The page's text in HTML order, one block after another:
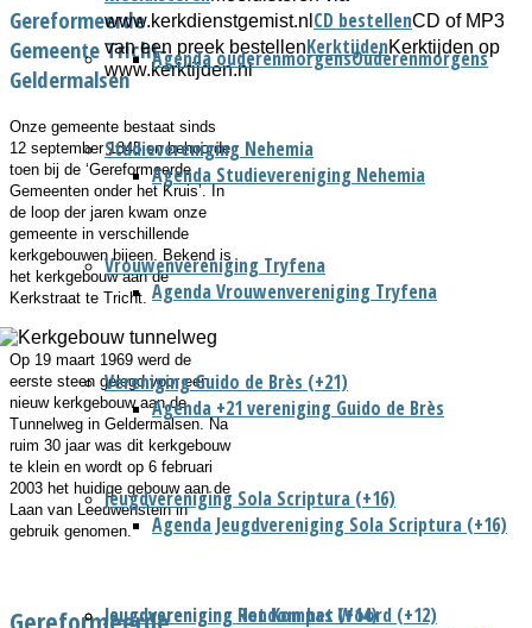
www.kerkdienstgemist.nl CD bestellenCD of MP3
van een preek bestellenKerktijdenKerktijden op
www.kerktijden.nl
Ouderenmorgens
Agenda ouderenmorgens
Studievereniging Nehemia
Agenda Studievereniging Nehemia
Vrouwenvereniging Tryfena
Agenda Vrouwenvereniging Tryfena
Vereniging Guido de Brès (+21)
Agenda +21 vereniging Guido de Brès
Jeugdvereniging Sola Scriptura (+16)
Agenda Jeugdvereniging Sola Scriptura (+16)
Jeugdvereniging Het Kompas (+14)
Jeugdvereniging Rondom het Woord (+12)
Gereformeerde
Gemeente Tricht-
Geldermalsen
Onze gemeente bestaat sinds
12 september 1845 en behoorde
toen bij de ‘Gereformeerde
Gemeenten onder het Kruis’. In
de loop der jaren kwam onze
gemeente in verschillende
kerkgebouwen bijeen. Bekend is
het kerkgebouw aan de
Kerkstraat te Tricht.
Op 19 maart 1969 werd de
eerste steen gelegd voor een
nieuw kerkgebouw aan de
Tunnelweg in Geldermalsen. Na
ruim 30 jaar was dit kerkgebouw
te klein en wordt op 6 februari
2003 het huidige gebouw aan de
Laan van Leeuwenstein in
gebruik genomen.